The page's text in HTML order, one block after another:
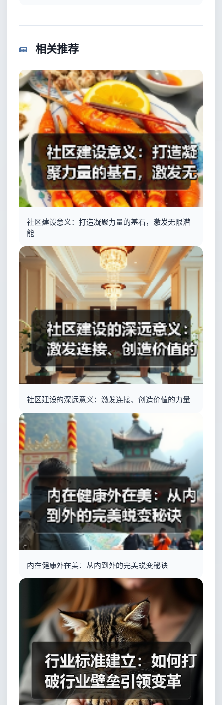
相关推荐
社区建设意义：打造凝聚力量的基石，激发无限潜
能
社区建设的深远意义：激发连接、创造价值的力量
内在健康外在美：从内到外的完美蜕变秘诀